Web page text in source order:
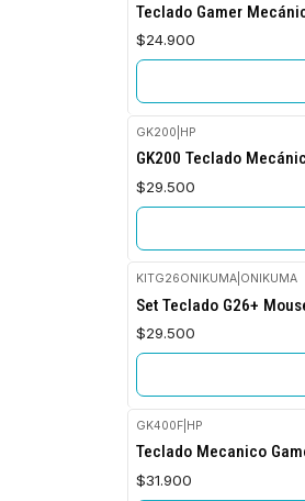
Teclado Gamer
$24.900
No disponible
GK200 HP
GK200 Teclado
$29.500
KITG26ONIKUMA ONIKUMA
Set Teclado G26+
$29.500
Agotado
GK400F HP
Teclado Mecanico
$31.900